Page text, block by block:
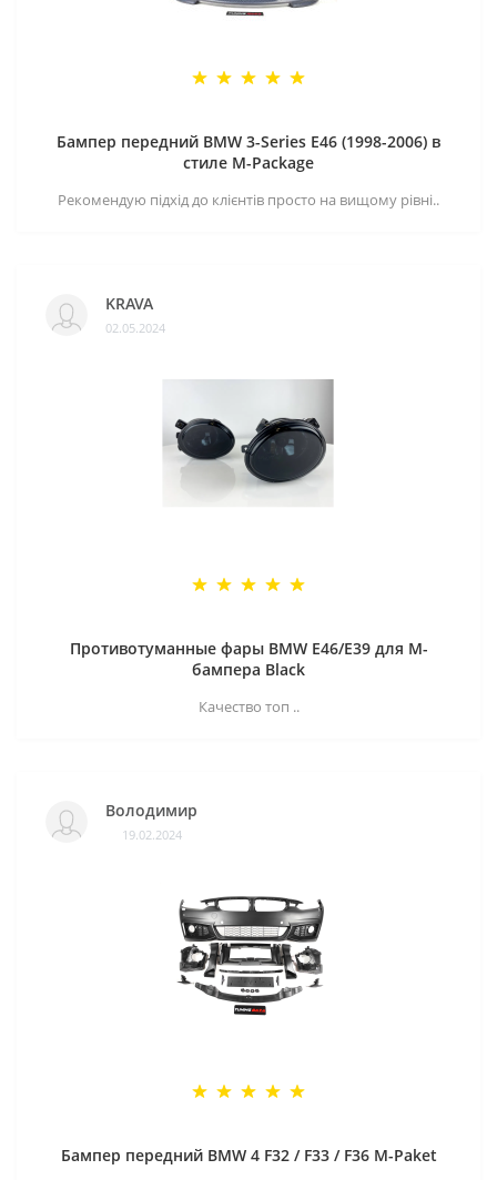
Бампер передний BMW 3-Series E46 (1998-2006) в
стиле M-Package
Рекомендую підхід до клієнтів просто на вищому рівні..
KRAVA
02.05.2024
Противотуманные фары BMW E46/E39 для M-
бампера Black
Качество топ ..
Володимир
19.02.2024
Бампер передний BMW 4 F32 / F33 / F36 M-Paket